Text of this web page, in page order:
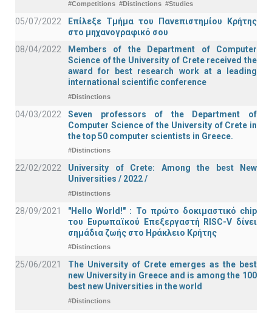
#Competitions #Distinctions #Studies
05/07/2022
Επίλεξε Τμήμα του Πανεπιστημίου Κρήτης
στο μηχανογραφικό σου
08/04/2022
Members of the Department of Computer
Science of the University of Crete received the
award for best research work at a leading
international scientific conference
#Distinctions
04/03/2022
Seven professors of the Department of
Computer Science of the University of Crete in
the top 50 computer scientists in Greece.
#Distinctions
22/02/2022
University of Crete: Among the best New
Universities / 2022 /
#Distinctions
28/09/2021
"Hello World!" : Το πρώτο δοκιμαστικό chip
του Ευρωπαϊκού Επεξεργαστή RISC-V δίνει
σημάδια ζωής στο Ηράκλειο Κρήτης
#Distinctions
25/06/2021
The University of Crete emerges as the best
new University in Greece and is among the 100
best new Universities in the world
#Distinctions